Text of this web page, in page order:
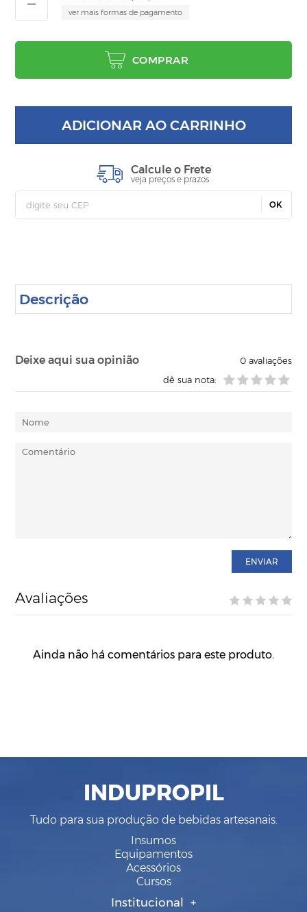
ver mais formas de pagamento
COMPRAR
ADICIONAR AO CARRINHO
Calcule o Frete
veja preços e prazos
OK
Descrição
Deixe aqui sua opinião 0avaliações
dê sua nota:
ENVIAR
Avaliações
Ainda não há comentários para este produto.
INDUPROPIL
Tudo para sua produção de bebidas artesanais.
Insumos
Equipamentos
Acessórios
Cursos
Institucional